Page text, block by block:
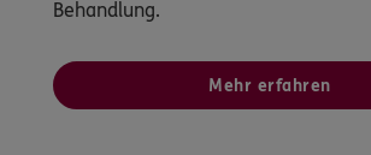
Behandlung.
Mehr erfahren